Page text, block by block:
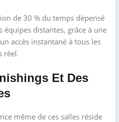
de 30 % du temps dépensé
distantes, grâce à une
accès instantané à tous les
réel.
Et Des
même de ces salles réside